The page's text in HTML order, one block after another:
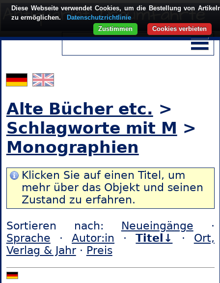
Alte Bücher etc. >
Schlagworte mit M >
Monographien
Klicken Sie auf einen Titel, um
mehr über das Objekt und seinen
Zustand zu erfahren.
Sortieren nach: Neueingänge ·
Sprache ·Autor:in ·Titel↓ · Ort,
Verlag & Jahr· Preis
Diese Webseite verwendet Cookies, um die Bestellung von
zu ermöglichen.
Datenschutzrichtlinie
Cookies verbieten
Zustimmen